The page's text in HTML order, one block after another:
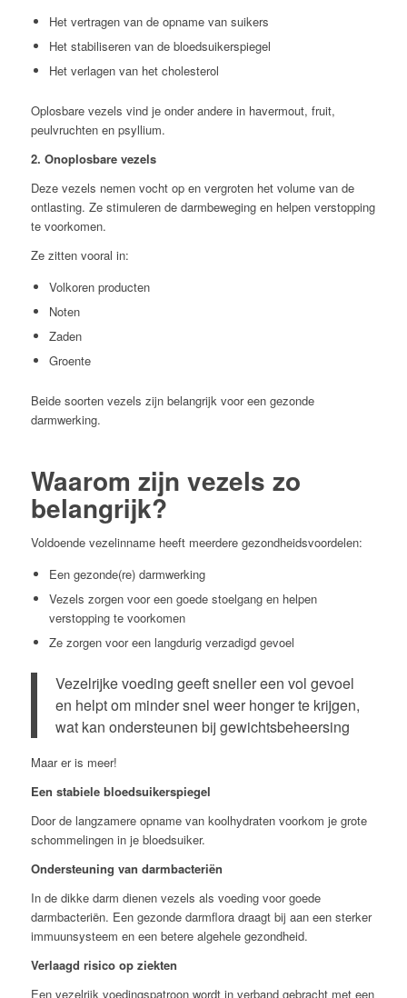
Het vertragen van de opname van suikers
Het stabiliseren van de bloedsuikerspiegel
Het verlagen van het cholesterol
Oplosbare vezels vind je onder andere in havermout, fruit,
peulvruchten en psyllium.
2. Onoplosbare vezels
Deze vezels nemen vocht op en vergroten het volume van de
ontlasting. Ze stimuleren de darmbeweging en helpen verstopping
te voorkomen.
Ze zitten vooral in:
Volkoren producten
Noten
Zaden
Groente
Beide soorten vezels zijn belangrijk voor een gezonde
darmwerking.
Waarom zijn vezels zo
belangrijk?
Voldoende vezelinname heeft meerdere gezondheidsvoordelen:
Een gezonde(re) darmwerking
Vezels zorgen voor een goede stoelgang en helpen
verstopping te voorkomen
Ze zorgen voor een langdurig verzadigd gevoel
Vezelrijke voeding geeft sneller een vol gevoel
en helpt om minder snel weer honger te krijgen,
wat kan ondersteunen bij gewichtsbeheersing
Maar er is meer!
Een stabiele bloedsuikerspiegel
Door de langzamere opname van koolhydraten voorkom je grote
schommelingen in je bloedsuiker.
Ondersteuning van darmbacteriën
In de dikke darm dienen vezels als voeding voor goede
darmbacteriën. Een gezonde darmflora draagt bij aan een sterker
immuunsysteem en een betere algehele gezondheid.
Verlaagd risico op ziekten
Een vezelrijk voedingspatroon wordt in verband gebracht met een